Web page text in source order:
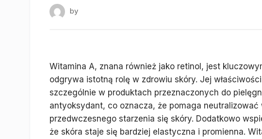
by
Witamina A, znana również jako retinol, jest
odgrywa istotną rolę w zdrowiu skóry. Jej
szczególnie w produktach przeznaczonych do
antyoksydant, co oznacza, że pomaga
przedwczesnego starzenia się skóry. Dodatkowo
że skóra staje się bardziej elastyczna i promienna.